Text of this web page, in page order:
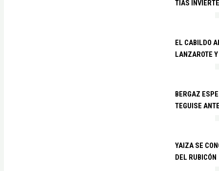
TÍAS
EL CABILDO
LANZAROTE
BERGAZ
TEGUISE
YAIZA SE
DEL RUBICÓN